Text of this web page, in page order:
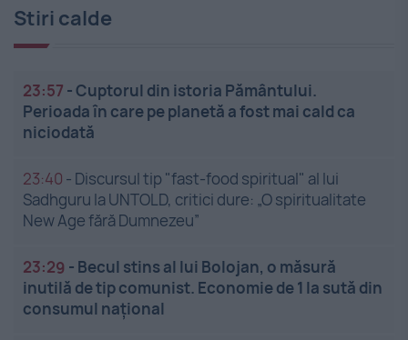
Stiri calde
23:57 -Cuptorul din istoria Pământului.
Perioada în care pe planetă a fost mai cald ca
niciodată
23:40 - Discursul tip "fast-food spiritual" al lui
Sadhguru la UNTOLD, critici dure: „O spiritualitate
New Age fără Dumnezeu”
23:29 - Becul stins al lui Bolojan, o măsură
inutilă de tip comunist. Economie de 1 la sută din
consumul național